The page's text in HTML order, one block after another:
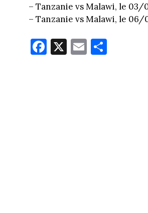
– Tanzanie vs Malawi, le 03/
– Tanzanie vs Malawi, le 06/
Fa
ce
X E
m
Pa